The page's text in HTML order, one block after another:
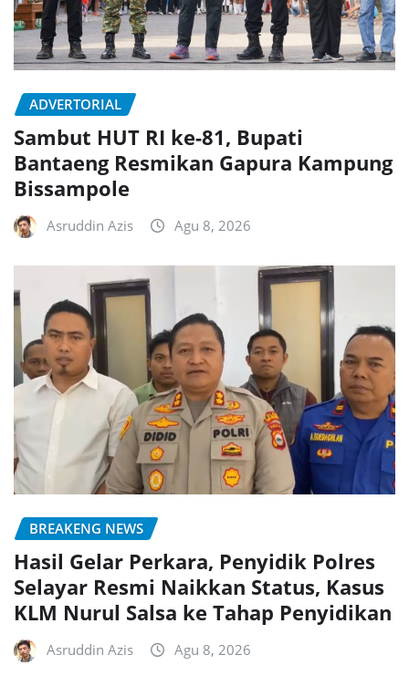
ADVERTORIAL
Sambut HUT RI ke-81, Bupati
Bantaeng Resmikan Gapura Kampung
Bissampole
Asruddin Azis Agu 8, 2026
BREAKENG NEWS
Hasil Gelar Perkara, Penyidik Polres
Selayar Resmi Naikkan Status, Kasus
KLM Nurul Salsa ke Tahap Penyidikan
Asruddin Azis Agu 8, 2026